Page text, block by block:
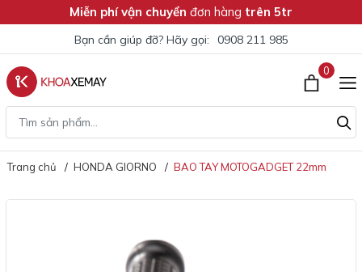
Miễn phí vận chuyển đơn hàng trên 5tr
Bạn cần giúp đỡ? Hãy gọi: 0908 211 985
0
Trang chủ HONDA GIORNO BAO TAY MOTOGADGET 22mm